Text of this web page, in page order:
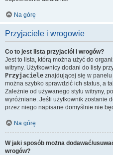
Na górę
Przyjaciele i wrogowie
Co to jest lista przyjaciół i wrogów?
Jest to lista, którą można użyć do
witryny. Użytkownicy dodani do listy
Przyjaciele znajdującej się w
można szybko sprawdzić ich status, a
Zależnie od używanego stylu witryny,
wyróżniane. Jeśli użytkownik zostanie
przez niego napisane domyślnie nie
Na górę
W jaki sposób można dodawać/
wrogów?